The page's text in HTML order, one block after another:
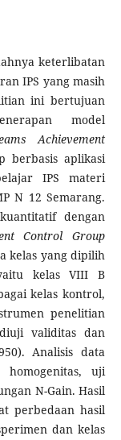
keterlibatan
IPS yang masih
ini bertujuan
model
Achievement
berbasis aplikasi
IPS materi
N 12 Semarang.
dengan
Control Group
kelas yang dipilih
kelas VIII B
kelas kontrol,
penelitian
validitas dan
Analisis data
uji
N-Gain. Hasil
perbedaan hasil
dan kelas